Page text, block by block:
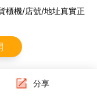
櫃機/店號/地址真實正
分享